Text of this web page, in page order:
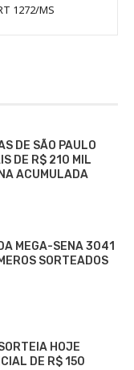
1272/MS
DE SÃO PAULO
DE R$ 210 MIL
ACUMULADA
MEGA-SENA 3041
SORTEADOS
HOJE
DE R$ 150